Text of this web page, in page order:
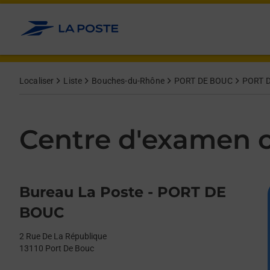
Allez au contenu
Localiser Liste Bouches-du-Rhône PORT DE BOUC PORT
Centre d'examen
Bureau La Poste - PORT DE
BOUC
2 Rue De La République
13110 Port De Bouc
Day of the WeekHours
Get directions to Centre d&#39;examen code bateau at 2 Rue
lien s'ouvre dans un nouvel onglet
Afficher ou masquer la réponse
Afficher ou masquer la réponse
Afficher ou masquer la réponse
Afficher ou masquer la réponse